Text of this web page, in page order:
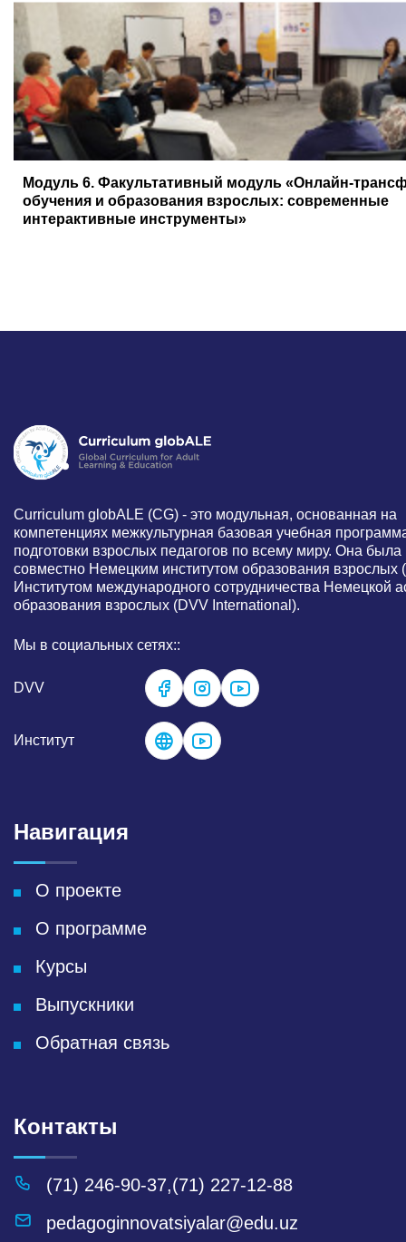
Модуль 6. Факультативный модуль «Онлайн-
обучения и образования взрослых: современные
интерактивные инструменты»
Curriculum globALE ​​(CG) - это модульная, основанная на
компетенциях межкультурная базовая учебная
подготовки взрослых педагогов по всему миру. Она была
совместно Немецким институтом образования взрослых
Институтом международного сотрудничества Немецкой
образования взрослых (DVV International).
Мы в социальных сетях::
DVV
Институт
Навигация
О проекте
О программе
Курсы
Выпускники
Обратная связь
Контакты
(71) 246-90-37,(71) 227-12-88
pedagoginnovatsiyalar@edu.uz